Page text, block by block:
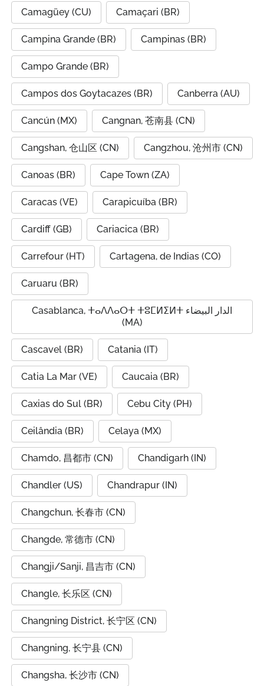
Camagüey (CU) Camaçari (BR)
Campina Grande (BR) Campinas (BR)
Campo Grande (BR)
Campos dos Goytacazes (BR) Canberra (AU)
Cancún (MX) Cangnan, 苍南县 (CN)
Cangshan, 仓山区 (CN) Cangzhou, 沧州市 (CN)
Canoas (BR) Cape Town (ZA)
Caracas (VE) Carapicuíba (BR)
Cardiff (GB) Cariacica (BR)
Carrefour (HT) Cartagena, de Indias (CO)
Caruaru (BR)
Casablanca, ⵜⴰⴷⴷⴰⵔⵜ ⵜⵓⵎⵍⵉⵍⵜ الدار البيضاء
(MA)
Cascavel (BR) Catania (IT)
Catia La Mar (VE) Caucaia (BR)
Caxias do Sul (BR) Cebu City (PH)
Ceilândia (BR) Celaya (MX)
Chamdo, 昌都市 (CN) Chandigarh (IN)
Chandler (US) Chandrapur (IN)
Changchun, 长春市 (CN)
Changde, 常德市 (CN)
Changji/Sanji, 昌吉市 (CN)
Changle, 长乐区 (CN)
Changning District, 长宁区 (CN)
Changning, 长宁县 (CN)
Changsha, 长沙市 (CN)